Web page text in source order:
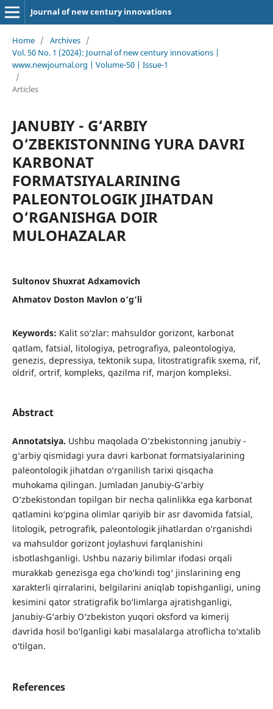
Journal of new century innovations
Home / Archives /
Vol. 50 No. 1 (2024): Journal of new century innovations |
www.newjournal.org | Volume-50 | Issue-1
/
Articles
JANUBIY - G‘ARBIY
O‘ZBEKISTONNING YURA DAVRI
KARBONAT
FORMATSIYALARINING
PALEONTOLOGIK JIHATDAN
O‘RGANISHGA DOIR
MULOHAZALAR
Sultonov Shuxrat Adxamovich
Ahmatov Doston Mavlon o‘g‘li
Keywords: Kalit so‘zlar: mahsuldor gorizont, karbonat
qatlam, fatsial, litologiya, petrografiya, paleontologiya,
genezis, depressiya, tektonik supa, litostratigrafik sxema, rif,
oldrif, ortrif, kompleks, qazilma rif, marjon kompleksi.
Abstract
Annotatsiya. Ushbu maqolada O‘zbekistonning janubiy -
g‘arbiy qismidagi yura davri karbonat formatsiyalarining
paleontologik jihatdan o‘rganilish tarixi qisqacha
muhokama qilingan. Jumladan Janubiy-G‘arbiy
O‘zbekistondan topilgan bir necha qalinlikka ega karbonat
qatlamini ko‘pgina olimlar qariyib bir asr davomida fatsial,
litologik, petrografik, paleontologik jihatlardan o‘rganishdi
va mahsuldor gorizont joylashuvi farqlanishini
isbotlashganligi. Ushbu nazariy bilimlar ifodasi orqali
murakkab genezisga ega cho‘kindi tog‘ jinslarining eng
xarakterli qirralarini, belgilarini aniqlab topishganligi, uning
kesimini qator stratigrafik bo‘limlarga ajratishganligi,
Janubiy-G‘arbiy O‘zbekiston yuqori oksford va kimerij
davrida hosil bo‘lganligi kabi masalalarga atroflicha to‘xtalib
o‘tilgan.
References